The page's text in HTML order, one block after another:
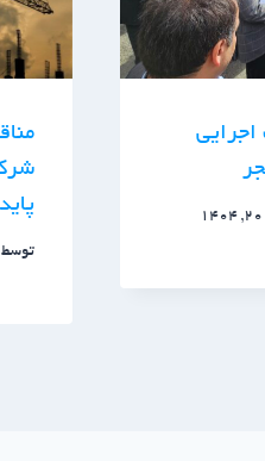
اجرایی
توسط